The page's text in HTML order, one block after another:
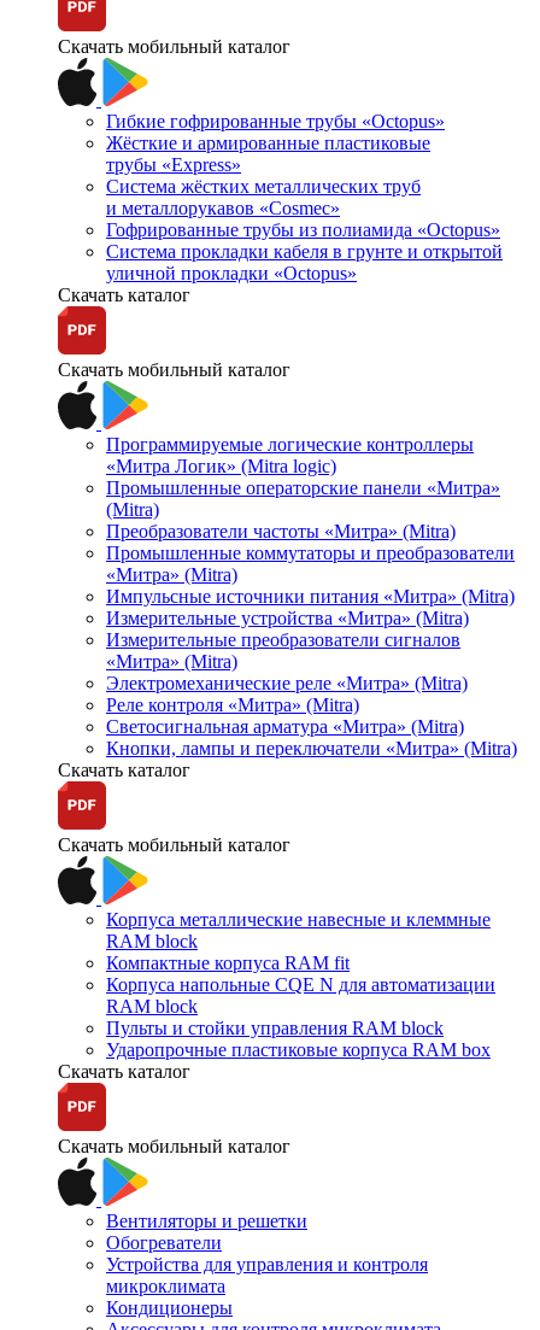
Скачать мобильный каталог
Гибкие гофрированные трубы «Octopus»
Жёсткие и армированные пластиковые
трубы «Express»
Система жёстких металлических труб
и металлорукавов «Cosmec»
Гофрированные трубы из полиамида «Octopus»
Система прокладки кабеля в грунте и открытой
уличной прокладки «Octopus»
Скачать каталог
Скачать мобильный каталог
Программируемые логические контроллеры
«Митра Логик» (Mitra logic)
Промышленные операторские панели «Митра»
(Mitra)
Преобразователи частоты «Митра» (Mitra)
Промышленные коммутаторы и преобразователи
«Митра» (Mitra)
Импульсные источники питания «Митра» (Mitra)
Измерительные устройства «Митра» (Mitra)
Измерительные преобразователи сигналов
«Митра» (Mitra)
Электромеханические реле «Митра» (Mitra)
Реле контроля «Митра» (Mitra)
Светосигнальная арматура «Митра» (Mitra)
Кнопки, лампы и переключатели «Митра» (Mitra)
Скачать каталог
Скачать мобильный каталог
Корпуса металлические навесные и клеммные
RAM block
Компактные корпуса RAM fit
Корпуса напольные CQE N для автоматизации
RAM block
Пульты и стойки управления RAM block
Ударопрочные пластиковые корпуса RAM box
Скачать каталог
Скачать мобильный каталог
Вентиляторы и решетки
Обогреватели
Устройства для управления и контроля
микроклимата
Кондиционеры